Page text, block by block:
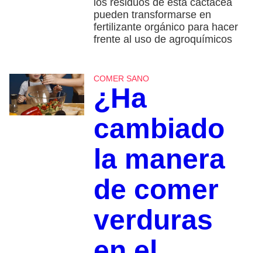
pueden transformarse en
fertilizante orgánico para hacer
frente al uso de agroquímicos
COMER SANO
¿Ha
cambiado
la manera
de comer
verduras